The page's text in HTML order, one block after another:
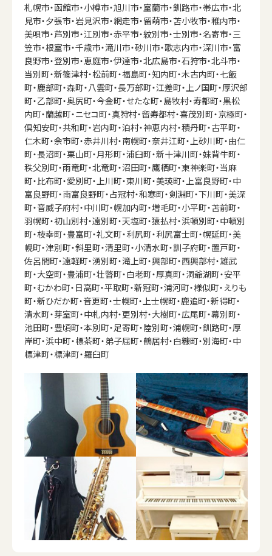
札幌市・函館市・小樽市・旭川市・室蘭市・釧路市・帯広市・北
見市・夕張市・岩見沢市・網走市・留萌市・苫小牧市・稚内市・
美唄市・芦別市・江別市・赤平市・紋別市・士別市・名寄市・三
笠市・根室市・千歳市・滝川市・砂川市・歌志内市・深川市・富
良野市・登別市・恵庭市・伊達市・北広島市・石狩市・北斗市・
当別町・新篠津村・松前町・福島町・知内町・木古内町・七飯
町・鹿部町・森町・八雲町・長万部町・江差町・上ノ国町・厚沢部
町・乙部町・奥尻町・今金町・せたな町・島牧村・寿都町・黒松
内町・蘭越町・ニセコ町・真狩村・留寿都村・喜茂別町・京極町・
倶知安町・共和町・岩内町・泊村・神恵内村・積丹町・古平町・
仁木町・余市町・赤井川村・南幌町・奈井江町・上砂川町・由仁
町・長沼町・栗山町・月形町・浦臼町・新十津川町・妹背牛町・
秩父別町・雨竜町・北竜町・沼田町・鷹栖町・東神楽町・当麻
町・比布町・愛別町・上川町・東川町・美瑛町・上富良野町・中
富良野町・南富良野町・占冠村・和寒町・剣淵町・下川町・美深
町・音威子府村・中川町・幌加内町・増毛町・小平町・苫前町・
羽幌町・初山別村・遠別町・天塩町・猿払村・浜頓別町・中頓別
町・枝幸町・豊富町・礼文町・利尻町・利尻富士町・幌延町・美
幌町・津別町・斜里町・清里町・小清水町・訓子府町・置戸町・
佐呂間町・遠軽町・湧別町・滝上町・興部町・西興部村・雄武
町・大空町・豊浦町・壮瞥町・白老町・厚真町・洞爺湖町・安平
町・むかわ町・日高町・平取町・新冠町・浦河町・様似町・えりも
町・新ひだか町・音更町・士幌町・上士幌町・鹿追町・新得町・
清水町・芽室町・中札内村・更別村・大樹町・広尾町・幕別町・
池田町・豊頃町・本別町・足寄町・陸別町・浦幌町・釧路町・厚
岸町・浜中町・標茶町・弟子屈町・鶴居村・白糠町・別海町・中
標津町・標津町・羅臼町